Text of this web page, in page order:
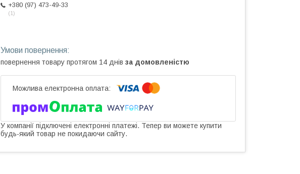
+380 (97) 473-49-33
1
повернення товару протягом 14 днів за домовленістю
У компанії підключені електронні платежі. Тепер ви можете купити
будь-який товар не покидаючи сайту.